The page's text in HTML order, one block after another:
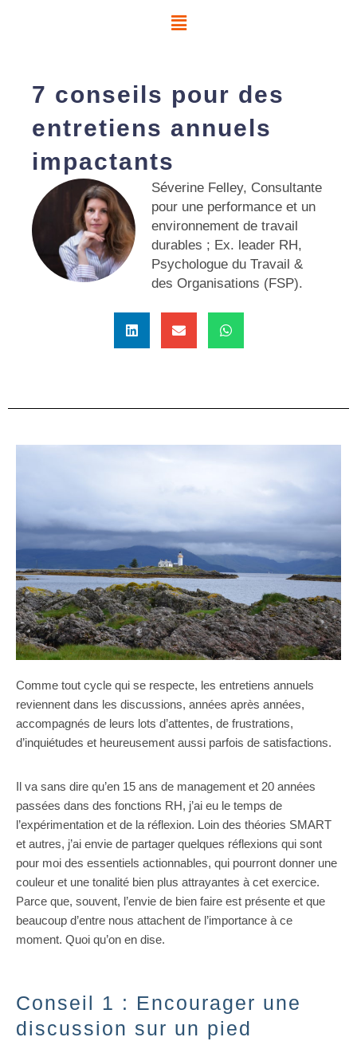
7 conseils pour des
entretiens annuels
impactants
Séverine Felley, Consultante
pour une performance et un
environnement de travail
durables ; Ex. leader RH,
Psychologue du Travail &
des Organisations (FSP).
Comme tout cycle qui se respecte, les entretiens annuels
reviennent dans les discussions, années après années,
accompagnés de leurs lots d’attentes, de frustrations,
d’inquiétudes et heureusement aussi parfois de satisfactions.
Il va sans dire qu’en 15 ans de management et 20 années
passées dans des fonctions RH, j’ai eu le temps de
l’expérimentation et de la réflexion. Loin des théories SMART
et autres, j’ai envie de partager quelques réflexions qui sont
pour moi des essentiels actionnables, qui pourront donner une
couleur et une tonalité bien plus attrayantes à cet exercice.
Parce que, souvent, l’envie de bien faire est présente et que
beaucoup d’entre nous attachent de l’importance à ce
moment. Quoi qu’on en dise.
Conseil 1 : Encourager une
discussion sur un pied